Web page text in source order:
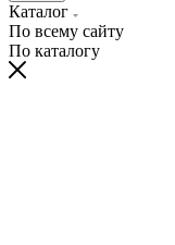
Каталог
По всему сайту
По каталогу